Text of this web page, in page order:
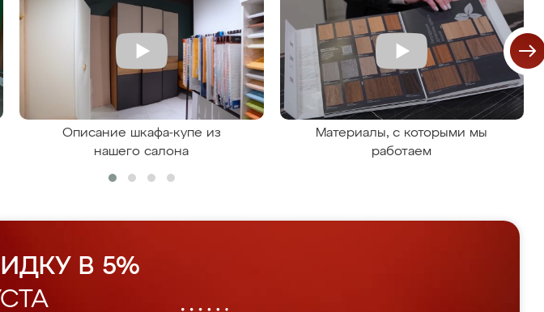
Описание шкафа-купе из
нашего салона
Материалы, с которыми мы
работаем
В 5%